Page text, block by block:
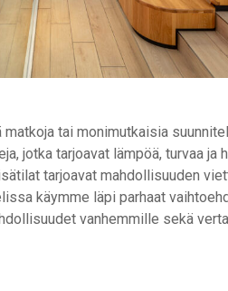
tai monimutkaisia
jotka tarjoavat lämpöä, turvaa ja
tarjoavat mahdollisuuden
käymme läpi parhaat
vanhemmille sekä